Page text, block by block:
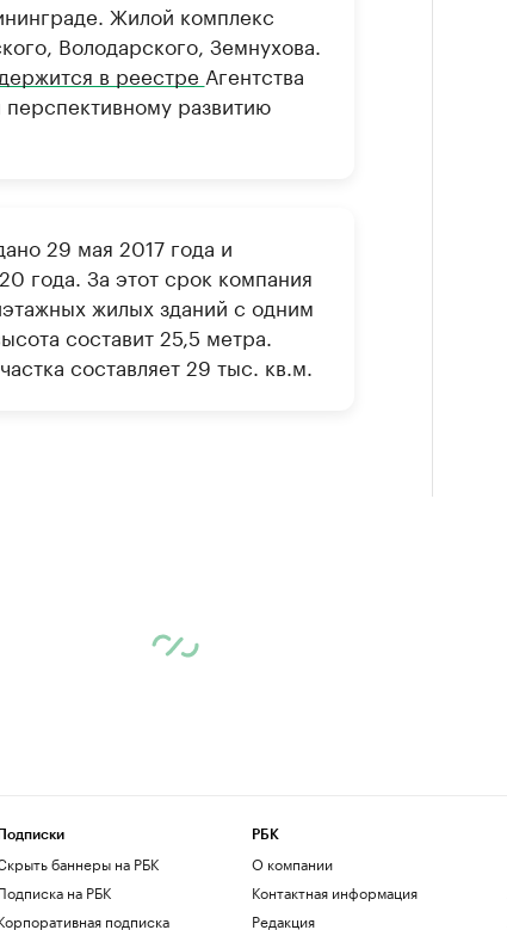
Жилой комплекс
Володарского, Земнухова.
в реестре Агентства
развитию
29 мая 2017 года и
года. За этот срок компания
жилых зданий с одним
составит 25,5 метра.
составляет 29 тыс. кв.м.
Подписки
баннеры на РБК
на РБК
подписка
РБК
О компании
Контактная информация
Редакция